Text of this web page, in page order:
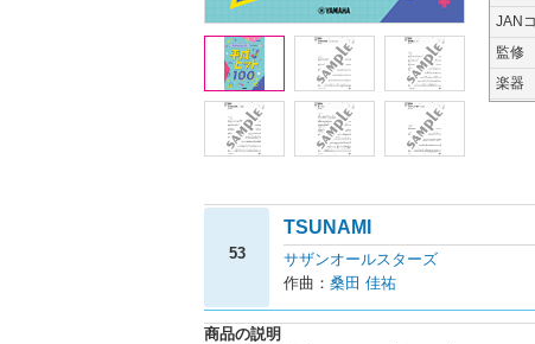
JAN
監修
楽器
53
TSUNAMI
サザンオールスターズ
作曲： 桑田 佳祐
商品の説明